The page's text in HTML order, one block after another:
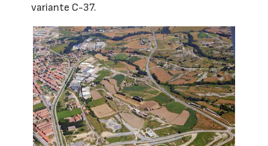
variante C-37.